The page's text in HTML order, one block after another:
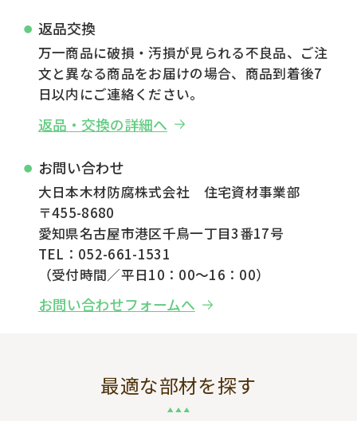
返品交換
万一商品に破損・汚損が見られる不良品、ご注
文と異なる商品をお届けの場合、商品到着後7
日以内にご連絡ください。
返品・交換の詳細へ
お問い合わせ
大日本木材防腐株式会社 住宅資材事業部
〒455-8680
愛知県名古屋市港区千鳥一丁目3番17号
TEL：052-661-1531
（受付時間／平日10：00～16：00）
お問い合わせフォームへ
最適な部材を探す